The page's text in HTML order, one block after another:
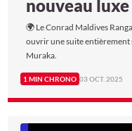
nouveau
🌍 Le Conrad Maldives
ouvrir une suite entièrement
Muraka.
1 MIN CHRONO 03 OCT. 2025